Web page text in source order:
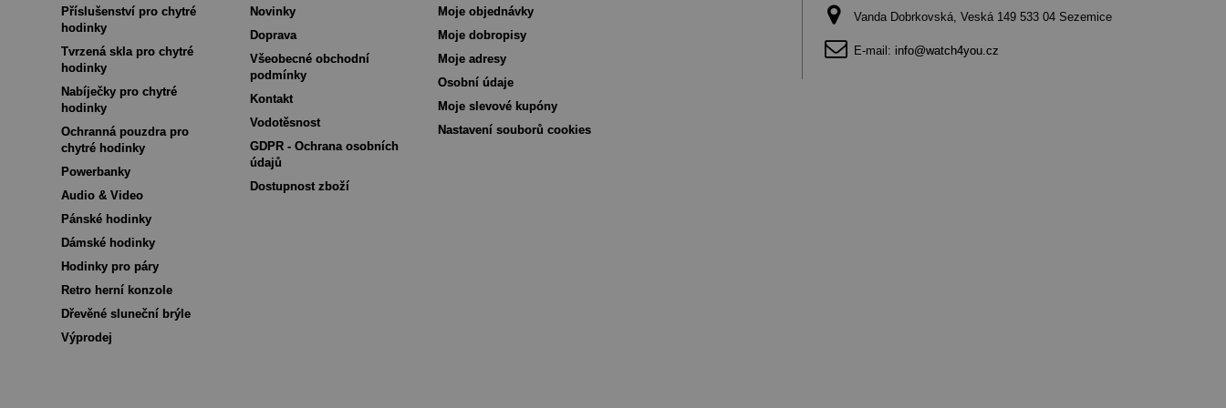
Příslušenství pro chytré
hodinky
Tvrzená skla pro chytré
hodinky
Nabíječky pro chytré
hodinky
Ochranná pouzdra pro
chytré hodinky
Powerbanky
Audio & Video
Pánské hodinky
Dámské hodinky
Hodinky pro páry
Retro herní konzole
Dřevěné sluneční brýle
Výprodej
Novinky
Doprava
Všeobecné obchodní
podmínky
Kontakt
Vodotěsnost
GDPR - Ochrana osobních
údajů
Dostupnost zboží
Moje objednávky
Moje dobropisy
Moje adresy
Osobní údaje
Moje slevové kupóny
Nastavení souborů cookies
Vanda Dobrkovská, Veská 149 533 04 Sezemice
E-mail: info@watch4you.cz